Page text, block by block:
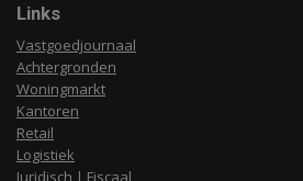
Links
Vastgoedjournaal
Achtergronden
Woningmarkt
Kantoren
Retail
Logistiek